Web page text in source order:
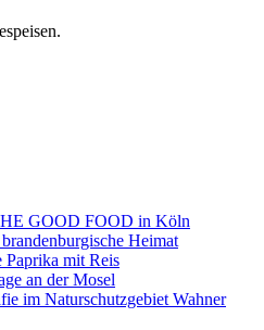
GOOD FOOD in Köln
Heimat
Paprika mit Reis
an der Mosel
im Naturschutzgebiet Wahner